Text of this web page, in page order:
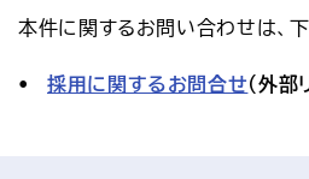
本件に関するお問い合わせは、
採用に関するお問合せ(外部